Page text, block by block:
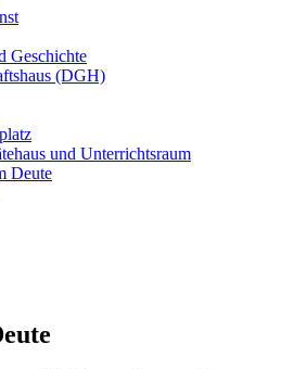
Geschichte
(DGH)
und Unterrichtsraum
Deute